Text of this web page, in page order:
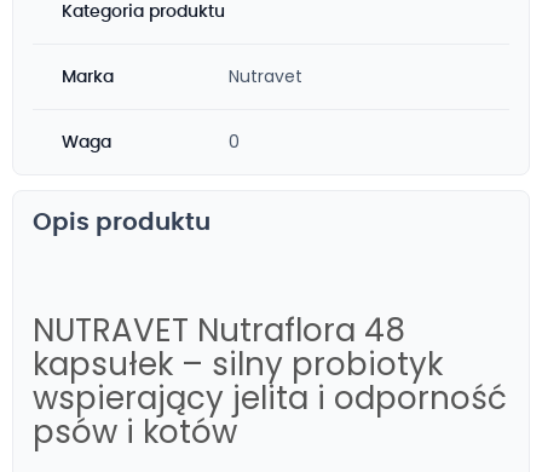
Kategoria produktu
Marka Nutravet
Waga 0
Opis produktu
NUTRAVET Nutraflora 48
kapsułek – silny probiotyk
wspierający jelita i odporność
psów i kotów